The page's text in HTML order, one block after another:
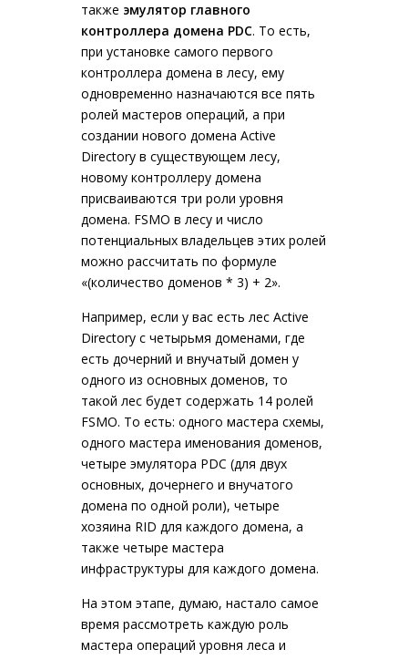
также эмулятор главного
контроллера домена PDC. То есть,
при установке самого первого
контроллера домена в лесу, ему
одновременно назначаются все пять
ролей мастеров операций, а при
создании нового домена Active
Directory в существующем лесу,
новому контроллеру домена
присваиваются три роли уровня
домена. FSMO в лесу и число
потенциальных владельцев этих ролей
можно рассчитать по формуле
«(количество доменов * 3) + 2».
Например, если у вас есть лес Active
Directory с четырьмя доменами, где
есть дочерний и внучатый домен у
одного из основных доменов, то
такой лес будет содержать 14 ролей
FSMO. То есть: одного мастера схемы,
одного мастера именования доменов,
четыре эмулятора PDC (для двух
основных, дочернего и внучатого
домена по одной роли), четыре
хозяина RID для каждого домена, а
также четыре мастера
инфраструктуры для каждого домена.
На этом этапе, думаю, настало самое
время рассмотреть каждую роль
мастера операций уровня леса и